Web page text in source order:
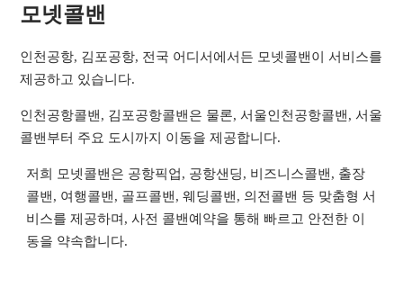
모넷콜밴
인천공항, 김포공항, 전국 어디서에서든 모넷콜밴이 서비스를
제공하고 있습니다.
인천공항콜밴, 김포공항콜밴은 물론, 서울인천공항콜밴, 서울
콜밴부터 주요 도시까지 이동을 제공합니다.
저희 모넷콜밴은 공항픽업, 공항샌딩, 비즈니스콜밴, 출장
콜밴, 여행콜밴, 골프콜밴, 웨딩콜밴, 의전콜밴 등 맞춤형 서
비스를 제공하며, 사전 콜밴예약을 통해 빠르고 안전한 이
동을 약속합니다.